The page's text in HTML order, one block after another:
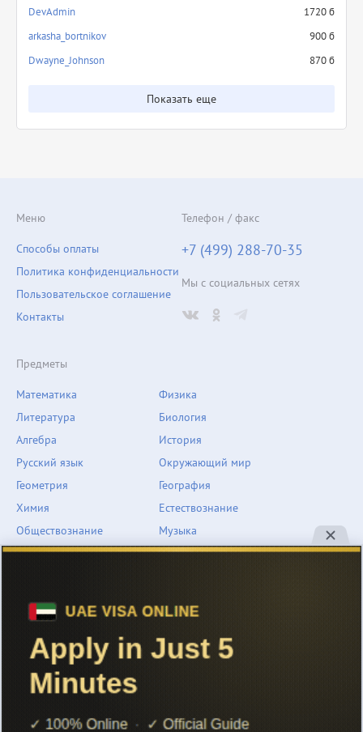
DevAdmin
1720 б
arkasha_bortnikov
900 б
Dwayne_Johnson
870 б
Показать еще
Предметы
Математика
Литература
Алгебра
Русский язык
Геометрия
Химия
Физика
Биология
История
Окружающий мир
География
Естествознание
Обществознание
Английский язык
Информатика
Человек и мир
Музыка
ОБЖ
Меню
Способы оплаты
Политика конфиденциальности
Пользовательское соглашение
Контакты
Телефон / факс
+7 (499) 288-70-35
Мы с социальных сетях